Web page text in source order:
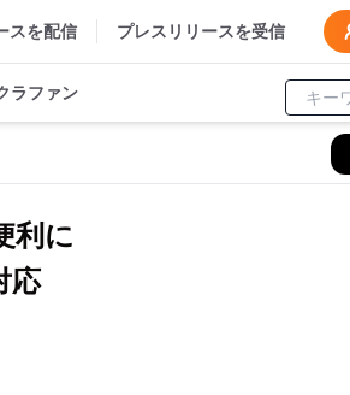
スを配信 プレスリリースを受信
ラファン
利に
応